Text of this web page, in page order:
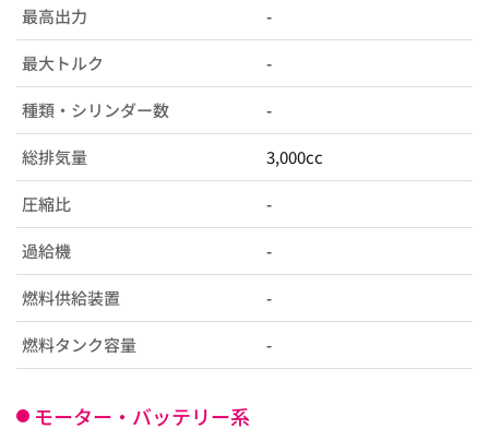
最高出力 -
最大トルク -
種類・シリンダー数 -
総排気量 3,000cc
圧縮比 -
過給機 -
燃料供給装置 -
燃料タンク容量 -
モーター・バッテリー系